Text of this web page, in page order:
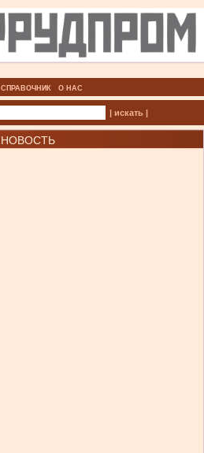
СПРАВОЧНИК О НАС
| искать |
НОВОСТЬ